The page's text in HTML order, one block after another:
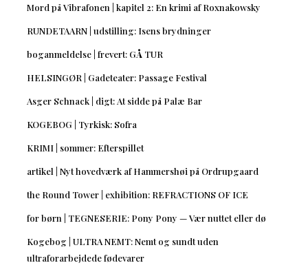
Mord på Vibrafonen | kapitel 2: En krimi af Roxnakowsky
RUNDETAARN | udstilling: Isens brydninger
boganmeldelse | frevert: GÅ TUR
HELSINGØR | Gadeteater: Passage Festival
Asger Schnack | digt: At sidde på Palæ Bar
KOGEBOG | Tyrkisk: Sofra
KRIMI | sommer: Efterspillet
artikel | Nyt hovedværk af Hammershøi på Ordrupgaard
the Round Tower | exhibition: REFRACTIONS OF ICE
for børn | TEGNESERIE: Pony Pony — Vær nuttet eller dø
Kogebog | ULTRA NEMT: Nemt og sundt uden
ultraforarbejdede fødevarer